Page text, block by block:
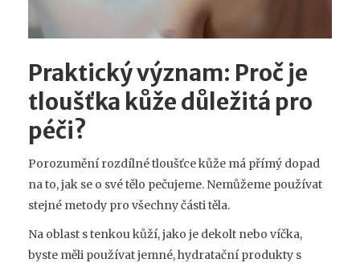
Praktický význam: Proč je
tloušťka kůže důležitá pro
péči?
Porozumění rozdílné tloušťce kůže má přímý dopad
na to, jak se o své tělo pečujeme. Nemůžeme používat
stejné metody pro všechny části těla.
Na oblast s tenkou kůží, jako je dekolt nebo víčka,
byste měli používat jemné, hydratační produkty s